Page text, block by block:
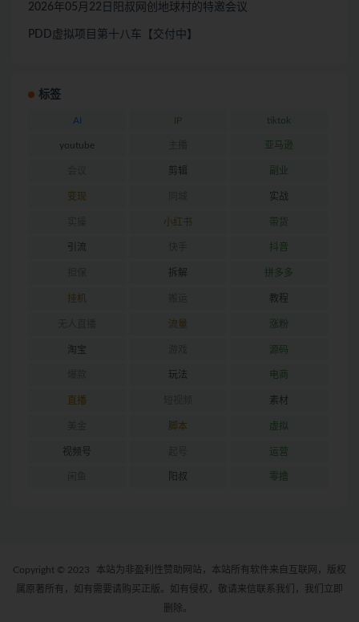
2026年05月22日阳叔网创地球村的特邀会议
PDD虚拟项目第十八车【交付中】
标签
AI IP tiktok
youtube 亚马逊
剪辑 副业
变现 实战
小红书 带货
引流 抖音
拆解 拼多多
挂机 教程
流量 涨粉
淘宝 源码
玩法 电商
直播 素材
脚本 虚拟
视频号 运营
阳叔 零撸
Copyright © 2023
本站为非盈利性赞助网站，本站所有软件来自互联网，版权
属原著所有，如有需要请购买正版。如有侵权，敬请来信联系我们，我们立即
删除。